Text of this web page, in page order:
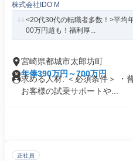
株式会社IDO M
<20代30代の転職者多数！>平均
00万円超も！福利厚...
宮崎県都城市太郎坊町
年俸390万円～700万円
求める人材: ＜必須条件＞ ・
お客様の試乗サポートや...
正社員